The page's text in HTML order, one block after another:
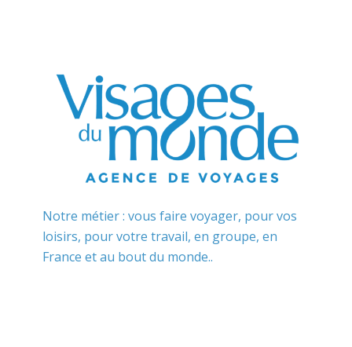
Notre métier : vous faire voyager, pour vos
loisirs, pour votre travail, en groupe, en
France et au bout du monde..